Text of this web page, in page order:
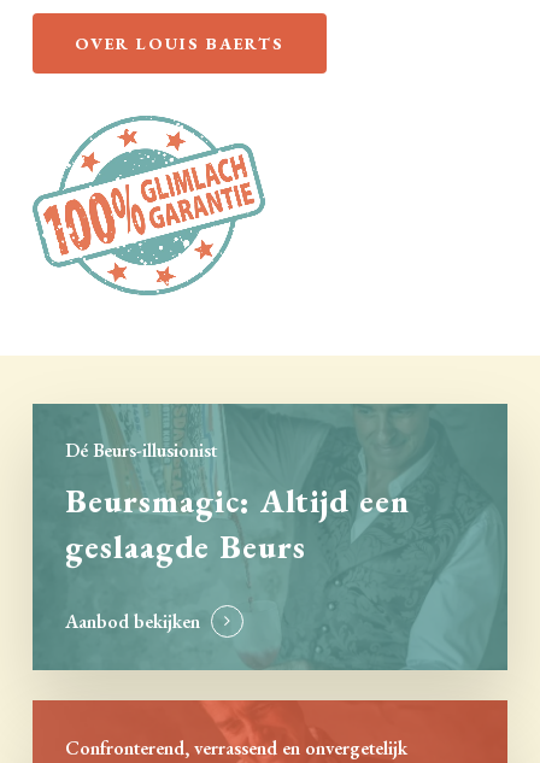
OVER LOUIS BAERTS
Dé Beurs-illusionist
Beursmagic: Altijd een
geslaagde Beurs
Aanbod bekijken
Confronterend, verrassend en onvergetelijk